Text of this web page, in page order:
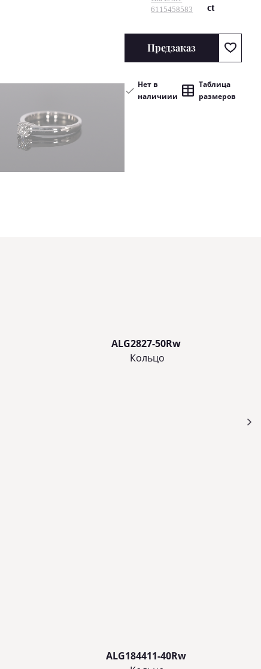
6115458583
ct
Предзаказ
Нет в
наличиии
Таблица
размеров
ALG2827-50Rw
Кольцo
ALG184411-40Rw